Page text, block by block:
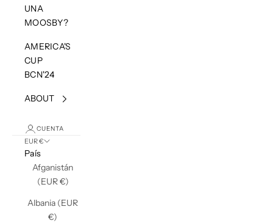
UNA
MOOSBY?
AMERICA'S
CUP
BCN'24
ABOUT
CUENTA
EUR €
País
Afganistán
(EUR €)
Albania (EUR
€)